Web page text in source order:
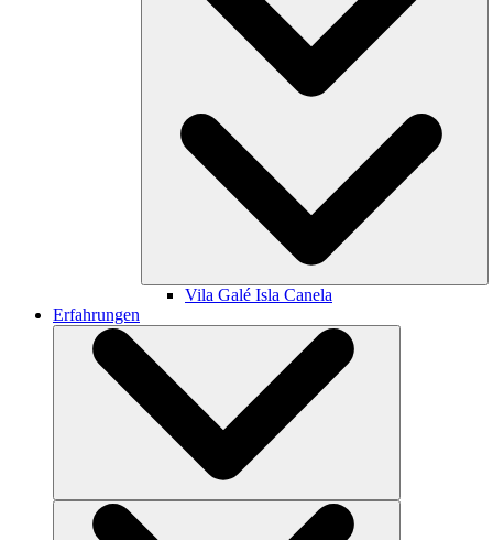
Vila Galé Isla Canela
Erfahrungen